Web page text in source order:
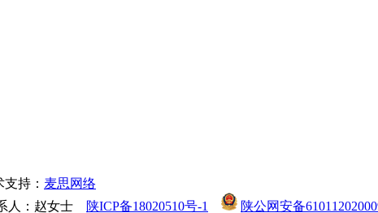
持： 麦思网络
人：赵女士
陕ICP备18020510号-1 陕公网安备